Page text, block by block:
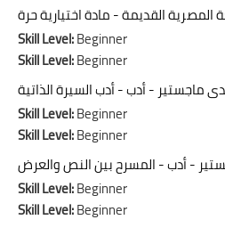
المصرية القديمة - مادة اختيارية حرة
Skill Level:Beginner
Skill Level:Beginner
ماجستير - أدب - أدب السيرة الذاتية
Skill Level:Beginner
Skill Level:Beginner
- أدب - المسرح بين النص والعرض
Skill Level:Beginner
Skill Level:Beginner